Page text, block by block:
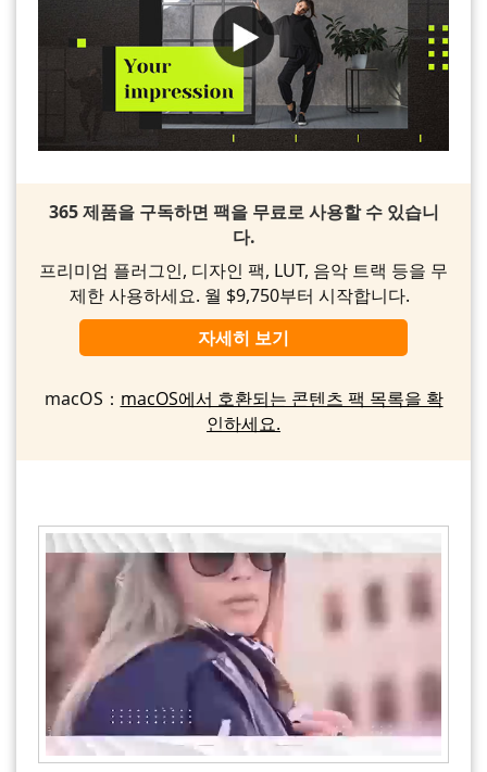
365 제품을 구독하면 팩을 무료로 사용할 수 있습니
다.
프리미엄 플러그인, 디자인 팩, LUT, 음악 트랙 등을 무
제한 사용하세요. 월 $9,750부터 시작합니다.
자세히 보기
macOS： macOS에서 호환되는 콘텐츠 팩 목록을 확
인하세요.